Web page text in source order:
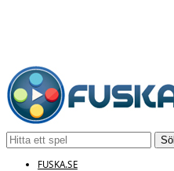
FUSKA.SE